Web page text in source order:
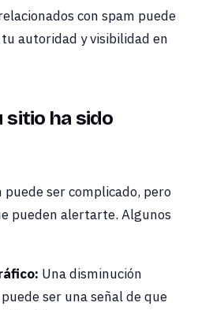
con spam puede
autoridad y visibilidad en
sitio ha sido
ser complicado, pero
pueden alertarte. Algunos
Una disminución
ser una señal de que